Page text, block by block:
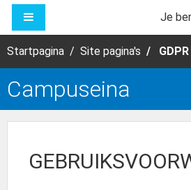
Ga naar hoofdinhoud
Je
Startpagina Site pagina's
Campuseina